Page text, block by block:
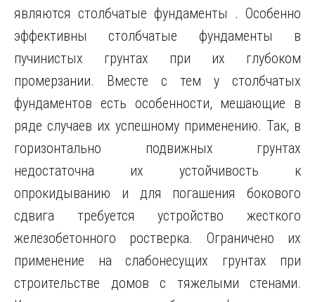
являются столбчатые фундаменты . Особенно
эффективны столбчатые фундаменты в
пучинистых грунтах при их глубоком
промерзании. Вместе с тем у столбчатых
фундаментов есть особенности, мешающие в
ряде случаев их успешному применению. Так, в
горизонтально подвижных грунтах
недостаточна их устойчивость к
опрокидыванию и для погашения бокового
сдвига требуется устройство жесткого
железобетонного ростверка. Ограничено их
применение на слабонесущих грунтах при
строительстве домов с тяжелыми стенами.